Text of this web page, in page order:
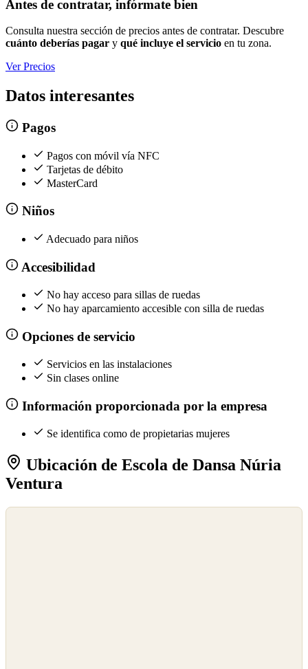
Antes de contratar, infórmate bien
Consulta nuestra sección de precios antes de contratar. Descubre
cuánto deberías pagar y qué incluye el servicio en tu zona.
Ver Precios
Datos interesantes
Pagos
Pagos con móvil vía NFC
Tarjetas de débito
MasterCard
Niños
Adecuado para niños
Accesibilidad
No hay acceso para sillas de ruedas
No hay aparcamiento accesible con silla de ruedas
Opciones de servicio
Servicios en las instalaciones
Sin clases online
Información proporcionada por la empresa
Se identifica como de propietarias mujeres
Ubicación de Escola de Dansa Núria
Ventura